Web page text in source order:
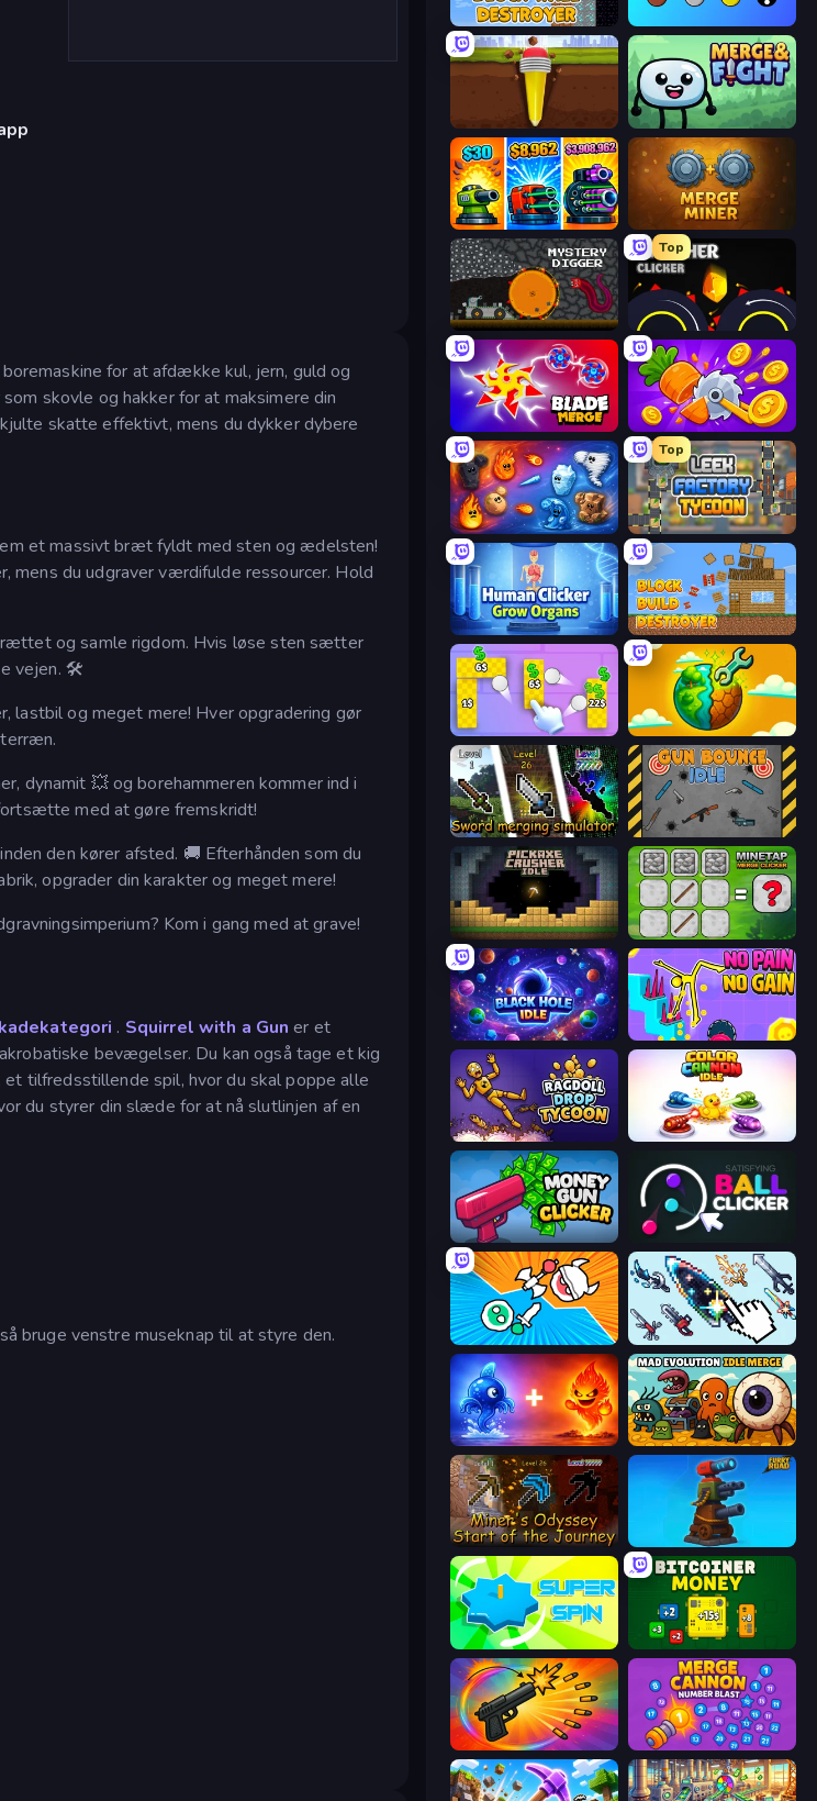
for at afdække kul, jern, guld og
skovle og hakker for at maksimere din
skatte effektivt, mens du dykker dybere
et massivt bræt fyldt med sten og ædelsten!
mens du udgraver værdifulde ressourcer. Hold
og samle rigdom. Hvis løse sten sætter
vejen. 🛠
lastbil og meget mere! Hver opgradering gør
dynamit 💥 og borehammeren kommer ind i
med at gøre fremskridt!
den kører afsted. 🚚 Efterhånden som du
opgrader din karakter og meget mere!
Kom i gang med at grave!
. Squirrel with a Gun er et
bevægelser. Du kan også tage et kig
, et tilfredsstillende spil, hvor du skal poppe alle
du styrer din slæde for at nå slutlinjen af en
bruge venstre museknap til at styre den.
Block Wall Destroyer
Pen Dig Merge & Fight
Pumpkin Defense: Merge Cannon Merge Miner
Mystery Digger
Top
Crusher Clicker
Blade Merge Farm Ring Idle
Elemental Merge
Top
Leek Factory Tycoon
Human Clicker: Grow Organs Block Build Destroyer
Money Ping Pong Land Explorers: Merge & Build
Sword Merging Simulator Gun Bounce Idle
Pickaxe Crusher Idle MineTap Merge Clicker
Black Hole Idle No Pain No Gain - Ragdoll Sandbox
Ragdoll Drop Tycoon Color Cannon Idle
Money Gun Clicker Satisfying Ball Clicker
Merge Knights! Sword Adventure Idle
Elemental Monsters: Merge Mad Evolution: Idle Merge
Miner's Odyssey Furry Road
Super Spin BitCoiner
Chair Force Buzz